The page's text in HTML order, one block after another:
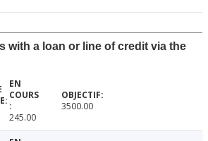
with a loan or line of credit via the
245.00
3500.00